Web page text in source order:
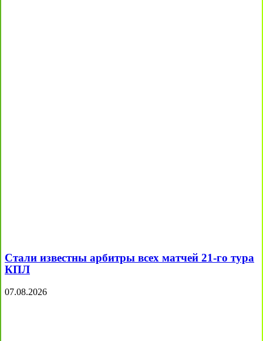
Стали известны арбитры всех матчей 21-го тура
КПЛ
07.08.2026